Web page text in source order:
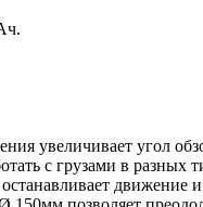
увеличивает угол
с грузами в разных
движение